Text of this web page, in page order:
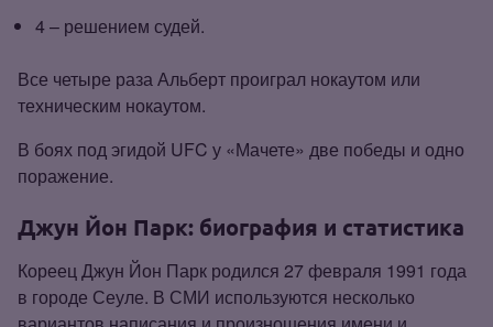
4 – решением судей.
Все четыре раза Альберт проиграл нокаутом или
техническим нокаутом.
В боях под эгидой UFC у «Мачете» две победы и одно
поражение.
Джун Йон Парк: биография и статистика
Кореец Джун Йон Парк родился 27 февраля 1991 года
в городе Сеуле. В СМИ используются несколько